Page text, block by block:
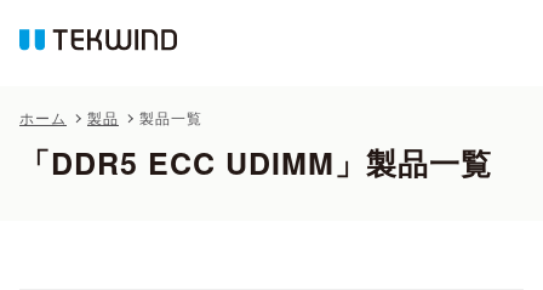
ホーム 製品 製品一覧
「DDR5 ECC UDIMM」製品一覧